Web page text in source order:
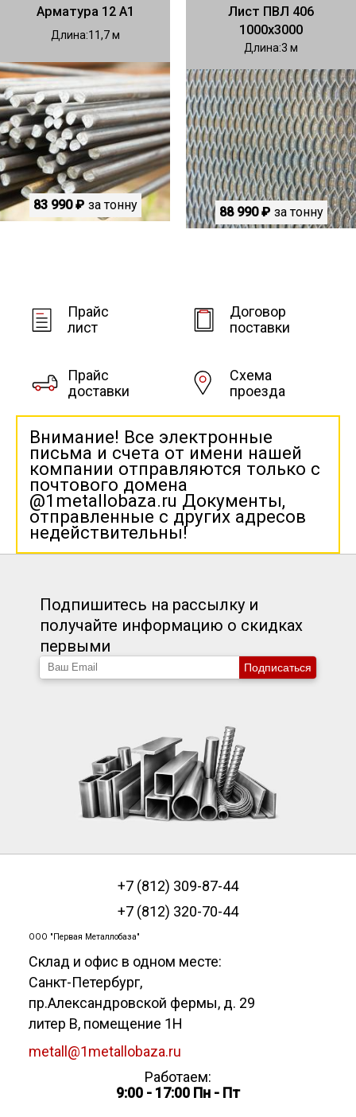
Арматура 12 А1
Длина 11,7
83 990 ₽ за тонну
Лист ПВЛ 406
1000х3000
Длина 3
88 990 ₽ за тонну
Прайс
лист
Договор
поставки
Прайс
доставки
Схема
проезда
Внимание! Все электронные
письма и счета от имени нашей
компании отправляются только с
почтового домена
@1metallobaza.ru Документы,
отправленные с других адресов
недействительны!
Подпишитесь на рассылку и
получайте информацию о скидках
первыми
Подписаться
+7 (812) 309-87-44
+7 (812) 320-70-44
ООО "Первая Металлобаза"
Склад и офис в одном месте:
Санкт-Петербург,
пр.Александровской фермы, д. 29
литер В, помещение 1Н
metall@1metallobaza.ru
Работаем:
9:00 - 17:00 Пн - Пт